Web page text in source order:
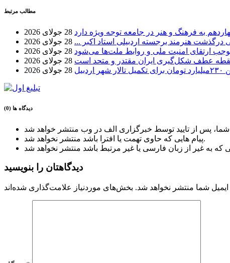
مطالب مرتبط
به فرهنگ و هنر در جامعه توجه ویژه دارد 28 جولای 2026
درگذشت هنرمند برجسته اردبیلی استاد اکبر ... 28 جولای 2026
موجب ارتقای امنیت ملی و روابط ملت‌ها می‌شود 28 جولای 2026
عطف شکل‌گیری ایران مقتدر و متحد است 28 جولای 2026
اردبیل
28 جولای 2026
دیدگاه ها (0)
پیام هایی که حاوی تهمت یا افترا باشد منتشر نخواهد شد.
دیدگاهتان را بنویسید
شما منتشر نخواهد شد.